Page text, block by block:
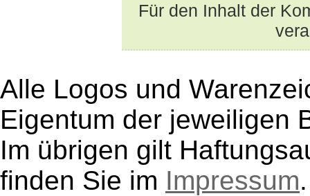
Für den Inhalt der
Alle Logos und
Eigentum der jeweiligen
Im übrigen gilt
finden Sie im Impressum.